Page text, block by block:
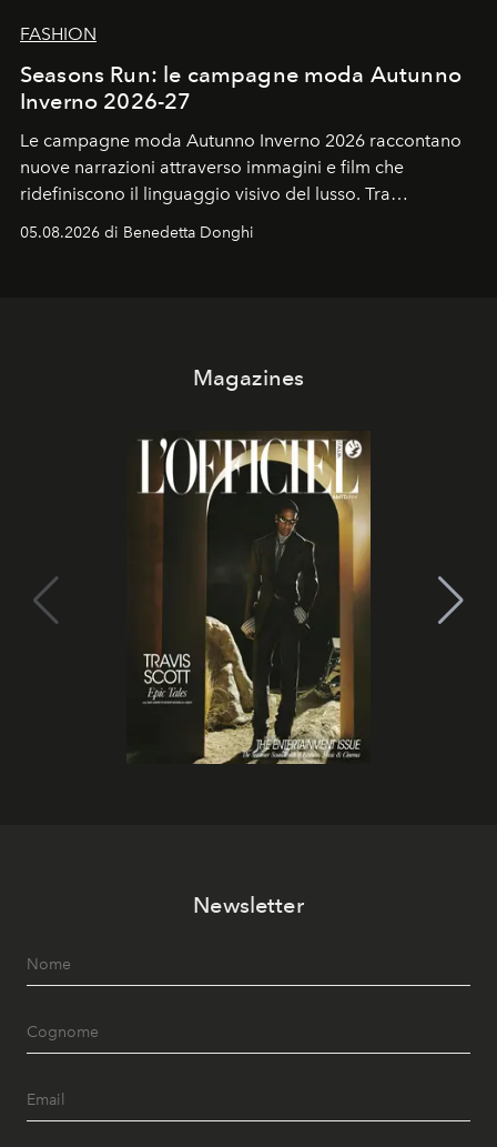
FASHION
Seasons Run: le campagne moda Autunno
Inverno 2026-27
Le campagne moda Autunno Inverno 2026 raccontano
nuove narrazioni attraverso immagini e film che
ridefiniscono il linguaggio visivo del lusso. Tra
contemporanea e storytelling d'autore, le maison
05.08.2026 di Benedetta Donghi
Magazines
Newsletter